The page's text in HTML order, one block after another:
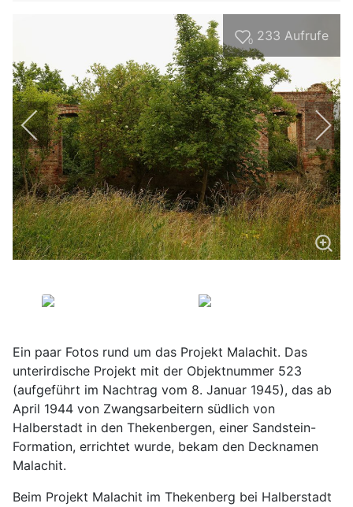
0 233 Aufrufe
Ein paar Fotos rund um das Projekt Malachit. Das
unterirdische Projekt mit der Objektnummer 523
(aufgeführt im Nachtrag vom 8. Januar 1945), das ab
April 1944 von Zwangsarbeitern südlich von
Halberstadt in den Thekenbergen, einer Sandstein-
Formation, errichtet wurde, bekam den Decknamen
Malachit.
Beim Projekt Malachit im Thekenberg bei Halberstadt